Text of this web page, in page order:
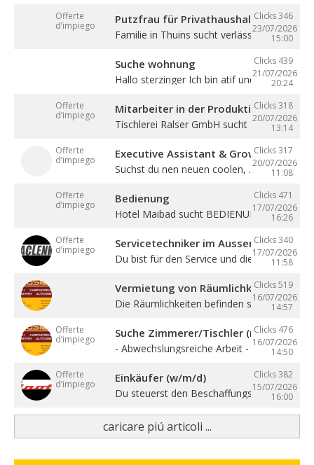
Offerte
d’impiego
Clicks 346
23/07/2026
15:00
Putzfrau für Privathaushalt gesucht
Familie in Thuins sucht verlässliche ...
Clicks 439
21/07/2026
20:24
Suche wohnung
Hallo sterzinger Ich bin atif und komme aus
Offerte
d’impiego
Clicks 318
20/07/2026
13:14
Mitarbeiter in der Produktion (m/w/d)
Tischlerei Ralser GmbH sucht Mitarbeiter
Offerte
d’impiego
Clicks 317
20/07/2026
11:08
Executive Assistant & Growth Partner
Suchst du nen neuen coolen, ...
Offerte
d’impiego
Clicks 471
17/07/2026
16:26
Bedienung
Hotel Maibad sucht BEDIENUNG für ...
Offerte
d’impiego
Clicks 340
17/07/2026
11:58
Servicetechniker im Aussendienst (w/
Du bist für den Service und die ...
Clicks 519
16/07/2026
14:57
Vermietung von Räumlichkeiten,
Die Räumlichkeiten befinden sich zentral in
Offerte
d’impiego
Clicks 476
16/07/2026
14:50
Suche Zimmerer/Tischler (m/w/d),
- Abwechslungsreiche Arbeit - Sehr gute ...
Offerte
d’impiego
Clicks 382
15/07/2026
16:00
Einkäufer (w/m/d)
Du steuerst den Beschaffungsprozess von
caricare piú articoli ...